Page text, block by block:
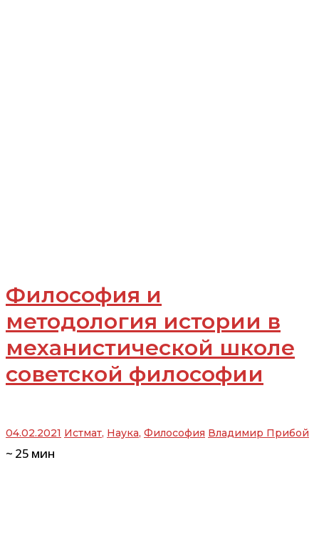
Философия и
методология истории в
механистической школе
советской философии
04.02.2021 Истмат, Наука, Философия Владимир Прибой
~ 25 мин